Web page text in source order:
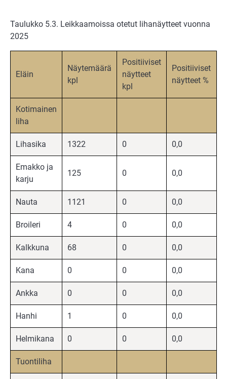
Taulukko 5.3. Leikkaamoissa otetut lihanäytteet vuonna
2025
Eläin
Näytemäärä
kpl
Positiiviset
näytteet
kpl
Positiiviset
näytteet %
Kotimainen
liha
Lihasika 1322 0 0,0
Emakko ja
karju
125 0 0,0
Nauta 1121 0 0,0
Broileri 4 0 0,0
Kalkkuna 68 0 0,0
Kana 0 0 0,0
Ankka 0 0 0,0
Hanhi 1 0 0,0
Helmikana 0 0 0,0
Tuontiliha